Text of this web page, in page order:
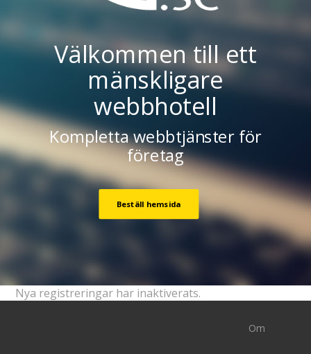
Välkommen till ett
mänskligare
webbhotell
Kompletta webbtjänster för
företag
Beställ hemsida
Nya registreringar har inaktiverats.
Om